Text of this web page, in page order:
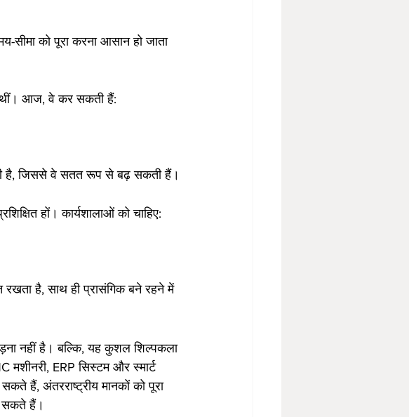
सीमा को पूरा करना आसान हो जाता
थीं। आज, वे कर सकती हैं:
है, जिससे वे सतत रूप से बढ़ सकती हैं।
हों। कार्यशालाओं को चाहिए:
रखता है, साथ ही प्रासंगिक बने रहने में
नहीं है। बल्कि, यह कुशल शिल्पकला
मशीनरी, ERP सिस्टम और स्मार्ट
हैं, अंतरराष्ट्रीय मानकों को पूरा
सकते हैं।